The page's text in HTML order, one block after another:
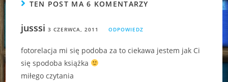
TEN POST MA 6 KOMENTARZY
jusssi 3 CZERWCA, 2011 ODPOWIEDZ
fotorelacja mi się podoba za to ciekawa jestem jak Ci
się spodoba książka
miłego czytania